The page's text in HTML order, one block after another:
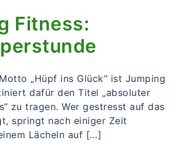
Fitness:
„Hüpf ins Glück“ ist Jumping
dafür den Titel „absoluter
zu tragen. Wer gestresst auf das
springt nach einiger Zeit
Lächeln auf […]